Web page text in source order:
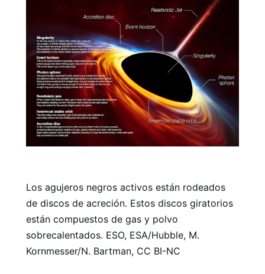
Los agujeros negros activos están rodeados
de discos de acreción. Estos discos giratorios
están compuestos de gas y polvo
sobrecalentados. ESO, ESA/Hubble, M.
Kornmesser/N. Bartman, CC BI-NC